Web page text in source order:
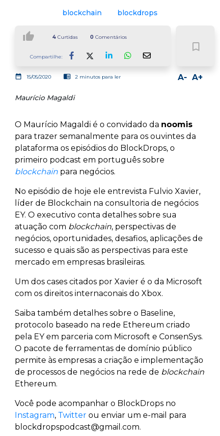
blockchain blockdrops
thumb_up 4Curtidas 0 Comentários
Compartilhe:
bookmark_border
date_range 15/05/2020 chrome_reader_mode 2 minutos para ler A+
A-
Maurício Magaldi
O Maurício Magaldi é o convidado da noomis
para trazer semanalmente para os ouvintes da
plataforma os episódios do BlockDrops, o
primeiro podcast em português sobre
blockchain para negócios.
No episódio de hoje ele entrevista Fulvio Xavier,
líder de Blockchain na consultoria de negócios
EY. O executivo conta detalhes sobre sua
atuação com blockchain, perspectivas de
negócios, oportunidades, desafios, aplicações de
sucesso e quais são as perspectivas para este
mercado em empresas brasileiras.
Um dos cases citados por Xavier é o da Microsoft
com os direitos internaconais do Xbox.
Saiba também detalhes sobre o Baseline,
protocolo baseado na rede Ethereum criado
pela EY em parceria com Microsoft e ConsenSys.
O pacote de ferramentas de domínio público
permite às empresas a criação e implementação
de processos de negócios na rede de blockchain
Ethereum.
Você pode acompanhar o BlockDrops no
Instagram, Twitter ou enviar um e-mail para
blockdropspodcast@gmail.com.